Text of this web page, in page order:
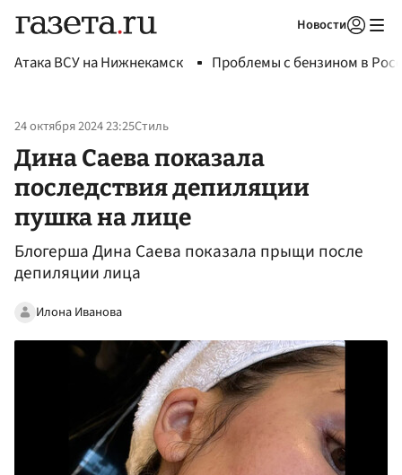
Новости
Атака ВСУ на Нижнекамск Проблемы с бензином в
24 октября 2024 23:25Стиль
Дина Саева показала
последствия депиляции
пушка на лице
Блогерша Дина Саева показала прыщи после
депиляции лица
Илона Иванова